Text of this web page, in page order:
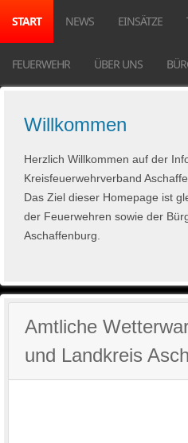
START NEWS EINSÄTZE
FEUERWEHR ÜBER UNS
Willkommen
Herzlich Willkommen auf der
Kreisfeuerwehrverband
Das Ziel dieser Homepage ist
der Feuerwehren sowie der
Aschaffenburg.
Amtliche
und Landkreis